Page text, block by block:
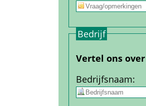
Bedrijf
Vertel ons
Bedrijfs­naam: